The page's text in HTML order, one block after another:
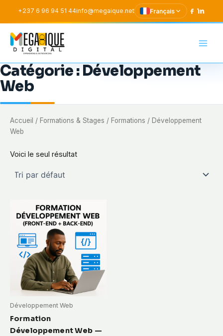
+237 6 96 94 51 44info@megaique.net Français
Mega-Ique Digital
Catégorie :Développement
Web
Accueil / Formations & Stages / Formations / Développement
Web
Voici le seul résultat
Développement Web
Formation
Développement Web —